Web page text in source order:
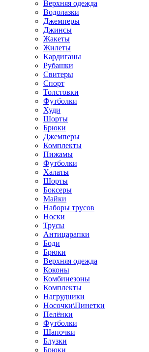
Верхняя одежда
Водолазки
Джемперы
Джинсы
Жакеты
Жилеты
Кардиганы
Рубашки
Свитеры
Спорт
Толстовки
Футболки
Худи
Шорты
Брюки
Джемперы
Комплекты
Пижамы
Футболки
Халаты
Шорты
Боксеры
Майки
Наборы трусов
Носки
Трусы
Антицарапки
Боди
Брюки
Верхняя одежда
Коконы
Комбинезоны
Комплекты
Нагрудники
Носочки\Пинетки
Пелёнки
Футболки
Шапочки
Блузки
Брюки